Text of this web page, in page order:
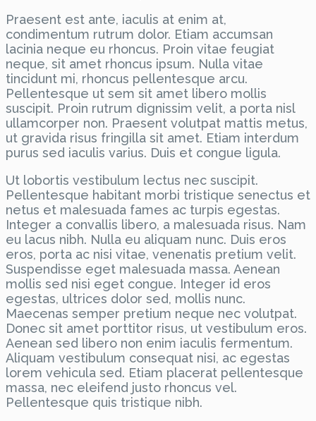
Praesent est ante, iaculis at enim at,
condimentum rutrum dolor. Etiam accumsan
lacinia neque eu rhoncus. Proin vitae feugiat
neque, sit amet rhoncus ipsum. Nulla vitae
tincidunt mi, rhoncus pellentesque arcu.
Pellentesque ut sem sit amet libero mollis
suscipit. Proin rutrum dignissim velit, a porta nisl
ullamcorper non. Praesent volutpat mattis metus,
ut gravida risus fringilla sit amet. Etiam interdum
purus sed iaculis varius. Duis et congue ligula.
Ut lobortis vestibulum lectus nec suscipit.
Pellentesque habitant morbi tristique senectus et
netus et malesuada fames ac turpis egestas.
Integer a convallis libero, a malesuada risus. Nam
eu lacus nibh. Nulla eu aliquam nunc. Duis eros
eros, porta ac nisi vitae, venenatis pretium velit.
Suspendisse eget malesuada massa. Aenean
mollis sed nisi eget congue. Integer id eros
egestas, ultrices dolor sed, mollis nunc.
Maecenas semper pretium neque nec volutpat.
Donec sit amet porttitor risus, ut vestibulum eros.
Aenean sed libero non enim iaculis fermentum.
Aliquam vestibulum consequat nisi, ac egestas
lorem vehicula sed. Etiam placerat pellentesque
massa, nec eleifend justo rhoncus vel.
Pellentesque quis tristique nibh.